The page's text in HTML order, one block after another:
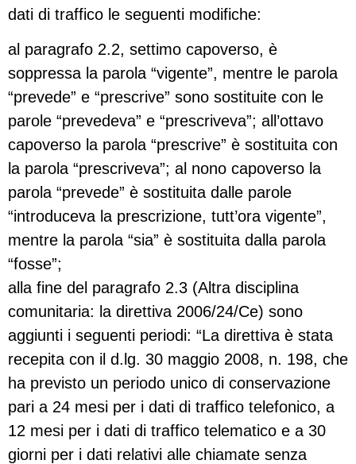
dati di traffico le seguenti modifiche:
al paragrafo 2.2, settimo capoverso, è
soppressa la parola “vigente”, mentre le parola
“prevede” e “prescrive” sono sostituite con le
parole “prevedeva” e “prescriveva”; all’ottavo
capoverso la parola “prescrive” è sostituita con
la parola “prescriveva”; al nono capoverso la
parola “prevede” è sostituita dalle parole
“introduceva la prescrizione, tutt’ora vigente”,
mentre la parola “sia” è sostituita dalla parola
“fosse”;
alla fine del paragrafo 2.3 (Altra disciplina
comunitaria: la direttiva 2006/24/Ce) sono
aggiunti i seguenti periodi: “La direttiva è stata
recepita con il d.lg. 30 maggio 2008, n. 198, che
ha previsto un periodo unico di conservazione
pari a 24 mesi per i dati di traffico telefonico, a
12 mesi per i dati di traffico telematico e a 30
giorni per i dati relativi alle chiamate senza